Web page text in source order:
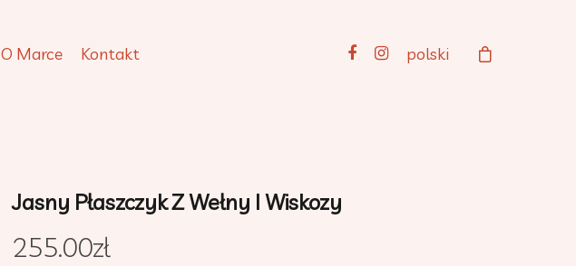
O Marce Kontakt polski
Jasny Płaszczyk Z Wełny I Wiskozy
255.00zł